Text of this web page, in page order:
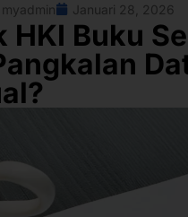
myadmin Januari 28, 2026
HKI Buku